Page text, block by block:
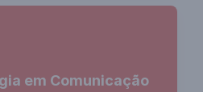
em Comunicação